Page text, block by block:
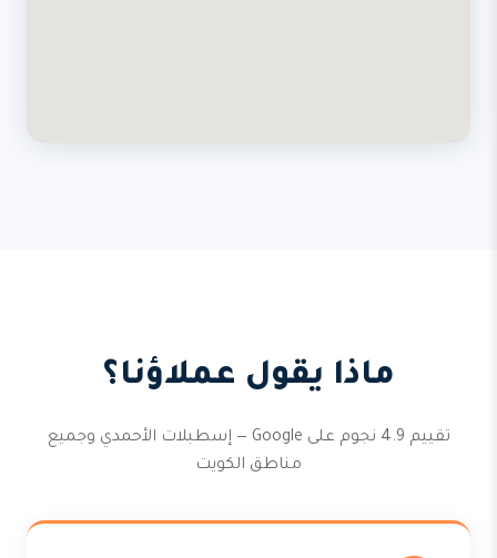
ماذا يقول عملاؤنا؟
تقييم 4.9 نجوم على Google — إسطبلات الأحمدي وجميع
مناطق الكويت